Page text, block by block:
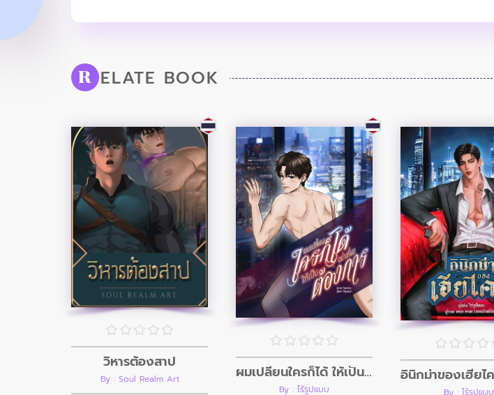
R ELATE BOOK
วิหารต้องสาป
By : Soul Realm Art ผมเปลี่ยนใครก็ได้ ให้เป็นอย่างที่ผมต้องการ
By : ไร้รูปแบบ By : ไร้รูปแบบ